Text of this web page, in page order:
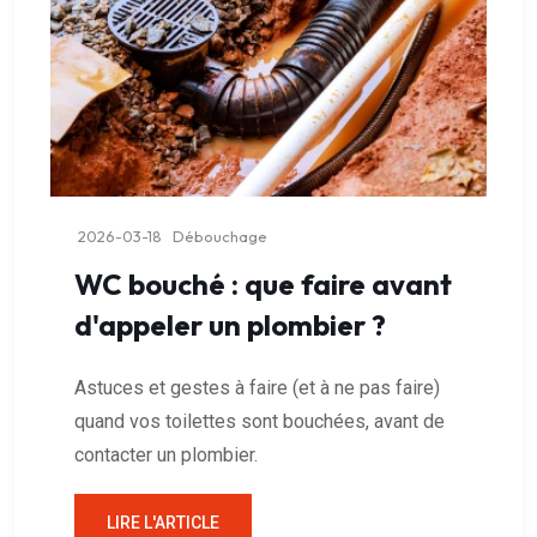
2026-03-18 Débouchage
WC bouché : que faire avant
d'appeler un plombier ?
Astuces et gestes à faire (et à ne pas faire)
quand vos toilettes sont bouchées, avant de
contacter un plombier.
LIRE L'ARTICLE